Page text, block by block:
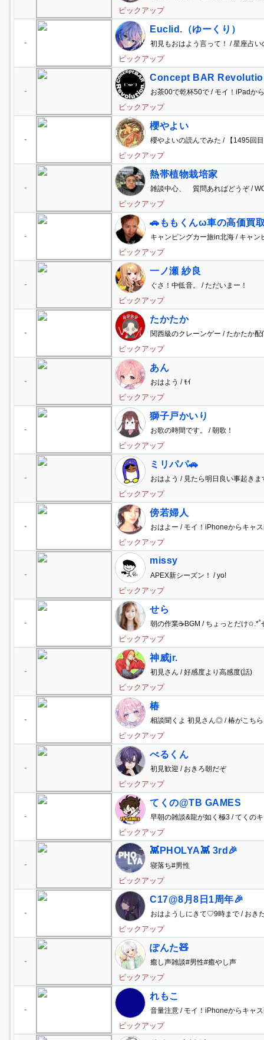
ピックアップ
- 初見もおはよう言って！ / 星座占い
ピックアップ
Euclid.（ゆーくり）
- お茶00で乾杯50で / モイ！iPadか
ピックアップ
Concept BAR
宇都宮店】
-
櫻やよいの読んでみた / 【1495回
智小五郎シ...
ピックアップ
櫻やよい
- 雑談中心、 質問あればどうぞ /
ピックアップ
熱帯植物栽培家
- キャンピングカー旅in北海 / キャン
ピックアップ
🚗ももくんω車の高価買
- ぐさ！中低音。 / ただいまー！
ピックアップ
一ノ瀬 紗良
-
関西級のクレーンゲー / たかたか
クレー...
ピックアップ
たかたか
- おはよう / ﾓｲ
ピックアップ
あん
- お歌の時間です。 / 朝歌！
ピックアップ
獅子戸かいり
- おはよう / 見たら明日良い事起きま
ピックアップ
ミリパパ🚗
- おはよー / モイ！iPhoneからキャ
ピックアップ
傍若婦人
- APEX新シーズン！ / yo!
ピックアップ
missy
- 朝の作業☕BGM / ちょっとだけ✩.*˚
ピックアップ
せら
- 初見さん / 好感度より高感度(話)
ピックアップ
神威jr.
- 相談聞くよ 初見さん◎ / 椿がこち
ピックアップ
椿
- 初見歓迎 / おきろ朝だぞ
ピックアップ
べるくん
- 早朝の雑談&龍が如く極3 / てくの
ピックアップ
てくの@TB GAMES
- 寝落ち#男性
ピックアップ
👾PHOLYA👾 3rd🎉
- おはようしにきて♡9時まで / おき
ピックアップ
C17@8月8日1周年🎉
- 癒し声雑談#男性#癒やし声
ピックアップ
ぽんた🧸
- 音量注意 / モイ！iPhoneからキャ
ピックアップ
れもこ